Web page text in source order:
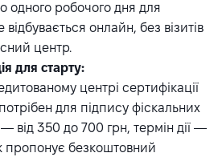
одного робочого дня для
онлайн, без візитів
центр.
для старту:
центрі сертифікації
для підпису фіскальних
— від 350 до 700 грн, термін дії —
пропонує безкоштовний